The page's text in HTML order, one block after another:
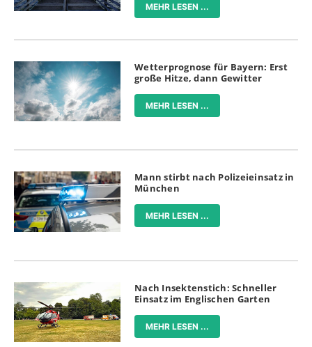
MEHR LESEN ...
Wetterprognose für Bayern: Erst
große Hitze, dann Gewitter
MEHR LESEN ...
Mann stirbt nach Polizeieinsatz in
München
MEHR LESEN ...
Nach Insektenstich: Schneller
Einsatz im Englischen Garten
MEHR LESEN ...